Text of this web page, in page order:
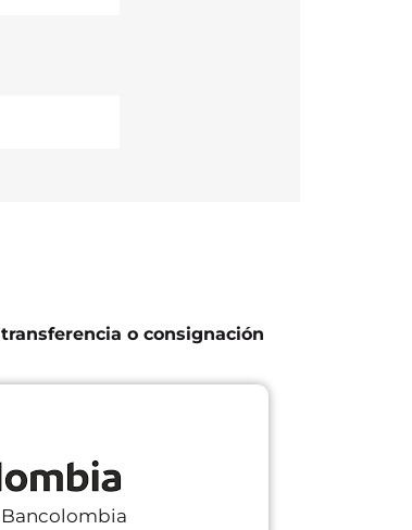
transferencia o consignación
Bancolombia